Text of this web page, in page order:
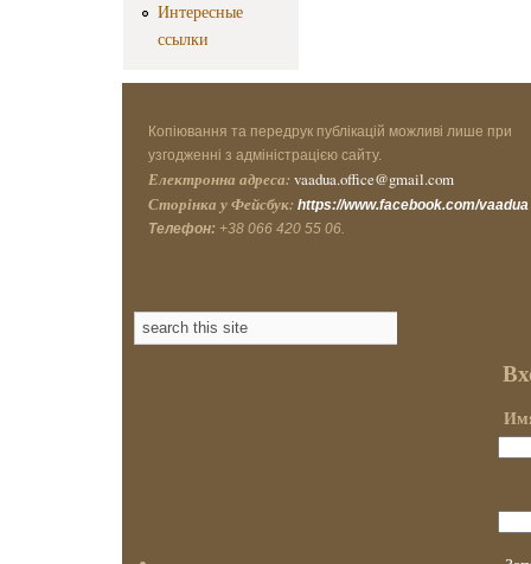
Интересные
ссылки
Копіювання та передрук публікацій можливі лише при
узгодженні з адміністрацією сайту.
Електронна адреса: vaadua.office@gmail.com
Сторінка у Фейсбук: https://www.facebook.com/vaadua
Телефон: +38 066 420 55 06.